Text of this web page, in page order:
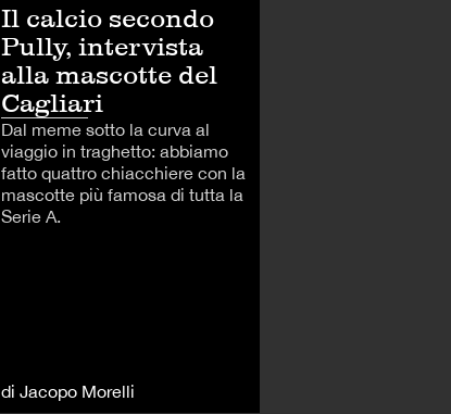
Il calcio secondo
Pully, intervista
alla mascotte del
Cagliari
Dal meme sotto la curva al
viaggio in traghetto: abbiamo
fatto quattro chiacchiere con la
mascotte più famosa di tutta la
Serie A.
di Jacopo Morelli